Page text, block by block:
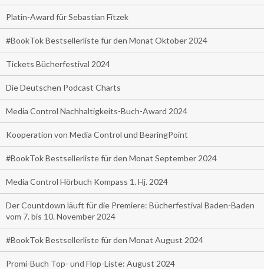
Platin-Award für Sebastian Fitzek
#BookTok Bestsellerliste für den Monat Oktober 2024
Tickets Bücherfestival 2024
Die Deutschen Podcast Charts
Media Control Nachhaltigkeits-Buch-Award 2024
Kooperation von Media Control und BearingPoint
#BookTok Bestsellerliste für den Monat September 2024
Media Control Hörbuch Kompass 1. Hj. 2024
Der Countdown läuft für die Premiere: Bücherfestival Baden-Baden
vom 7. bis 10. November 2024
#BookTok Bestsellerliste für den Monat August 2024
Promi-Buch Top- und Flop-Liste: August 2024